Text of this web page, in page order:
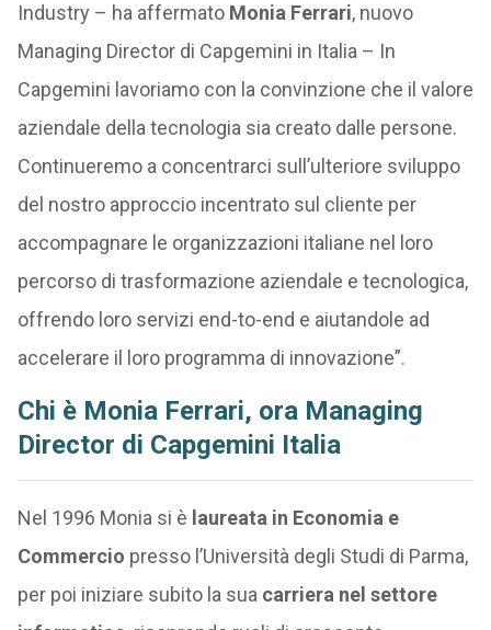
Industry – ha affermato Monia Ferrari, nuovo
Managing Director di Capgemini in Italia – In
Capgemini lavoriamo con la convinzione che il valore
aziendale della tecnologia sia creato dalle persone.
Continueremo a concentrarci sull’ulteriore sviluppo
del nostro approccio incentrato sul cliente per
accompagnare le organizzazioni italiane nel loro
percorso di trasformazione aziendale e tecnologica,
offrendo loro servizi end-to-end e aiutandole ad
accelerare il loro programma di innovazione”.
Chi è Monia Ferrari, ora Managing
Director di Capgemini Italia
Nel 1996 Monia si è laureata in Economia e
Commercio presso l’Università degli Studi di Parma,
per poi iniziare subito la sua carriera nel settore